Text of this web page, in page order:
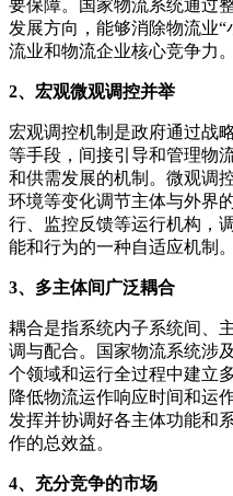
要保障。国家物流系统通过
发展方向，能够消除物流业
流业和物流企业核心竞争力。
2、宏观微观调控并举
宏观调控机制是政府通过战
等手段，间接引导和管理物
和供需发展的机制。微观调
环境等变化调节主体与外界
行、监控反馈等运行机构，
能和行为的一种自适应机制。
3、多主体间广泛耦合
耦合是指系统内子系统间、
调与配合。国家物流系统涉
个领域和运行全过程中建立
降低物流运作响应时间和运
发挥并协调好各主体功能和
作的总效益。
4、充分竞争的市场